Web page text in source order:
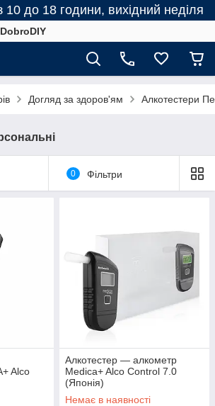
10 до 18 години, вихідний неділя
Догляд за здоров'ям Алкотестери
0 Фільтри
Alco
Алкотестер — алкометр
Medica+ Alco Control 7.0
(Японія)
Немає в наявності